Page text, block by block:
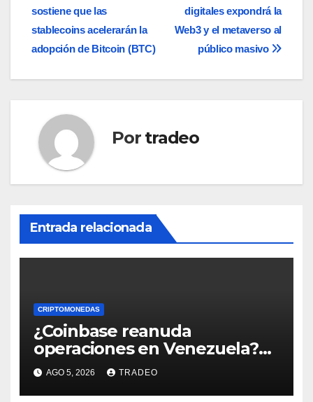
de
entradas
digitales expondrá la
Web3 y el metaverso al
público masivo
sostiene que las
stablecoins acelerarán la
adopción de Bitcoin (BTC)
Por tradeo
Entrada relacionada
CRIPTOMONEDAS
¿Coinbase reanuda
operaciones en Venezuela?
Post críptico enciende el
debate
AGO 5, 2026 TRADEO